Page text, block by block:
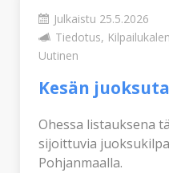
Julkaistu 25.5.2026
Tiedotus,
Uutinen
Kesän
Ohessa listauksena
sijoittuvia
Pohjanmaalla.